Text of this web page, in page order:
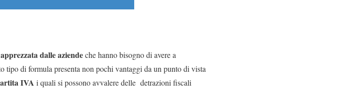
dalle aziendeche hanno bisogno di avere a
tipo di formula presenta non pochi vantaggi da un punto di vista
IVA i quali si possono avvalere delle detrazioni fiscali